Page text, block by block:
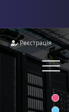
Реєстрація
Toggle